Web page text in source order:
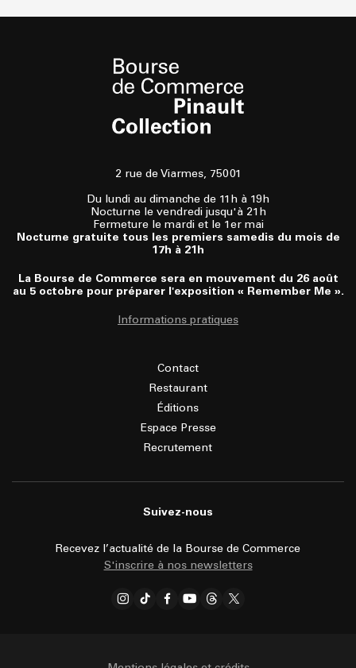
2 rue de Viarmes, 75001
Du lundi au dimanche de 11h à 19h
Nocturne le vendredi jusqu'à 21h
Fermeture le mardi et le 1er mai
Nocturne gratuite tous les premiers samedis du mois de
17h à 21h
La Bourse de Commerce sera en mouvement du 26 août
au 5 octobre pour préparer l'exposition « Remember Me ».
Informations pratiques
Contact
Restaurant
Éditions
Espace Presse
Recrutement
Suivez-nous
Recevez l’actualité de la Bourse de Commerce
S'inscrire à nos newsletters